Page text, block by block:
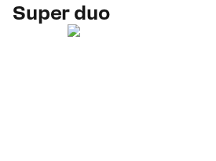
Super duo